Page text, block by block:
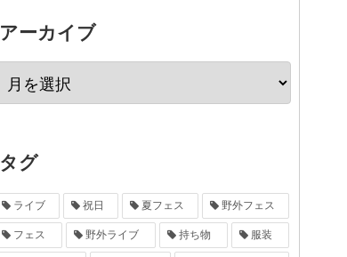
アーカイブ
タグ
ライブ 祝日 夏フェス 野外フェス
フェス 野外ライブ 持ち物 服装